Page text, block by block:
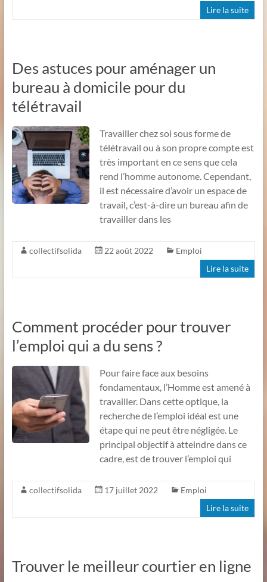
Lire la suite
Des astuces pour aménager un
bureau à domicile pour du
télétravail
Travailler chez soi sous forme de
télétravail ou à son propre compte est
très important en ce sens que cela
rend l’homme autonome. Cependant,
il est nécessaire d’avoir un espace de
travail, c’est-à-dire un bureau afin de
travailler dans les
collectifsolida 22 août 2022
Emploi
Lire la suite
Comment procéder pour trouver
l’emploi qui a du sens ?
Pour faire face aux besoins
fondamentaux, l’Homme est amené à
travailler. Dans cette optique, la
recherche de l’emploi idéal est une
étape qui ne peut être négligée. Le
principal objectif à atteindre dans ce
cadre, est de trouver l’emploi qui
collectifsolida 17 juillet 2022
Emploi
Lire la suite
Trouver le meilleur courtier en ligne